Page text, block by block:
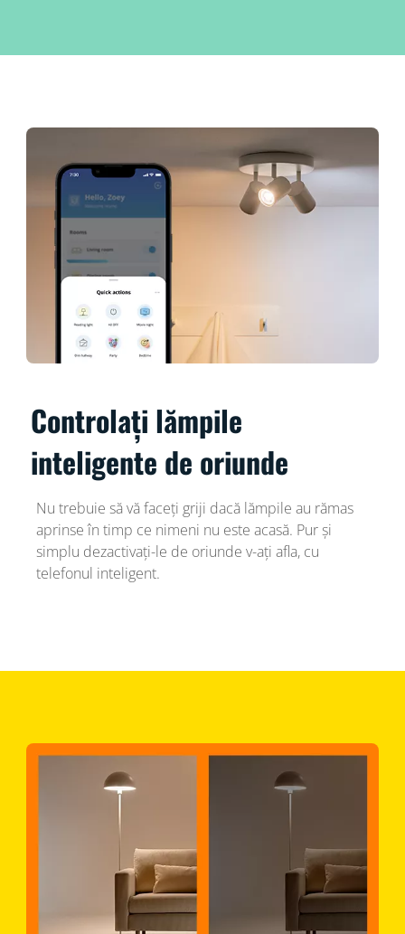
Controlați lămpile
inteligente de oriunde
Nu trebuie să vă faceți griji dacă lămpile au rămas
aprinse în timp ce nimeni nu este acasă. Pur și
simplu dezactivați-le de oriunde v-ați afla, cu
telefonul inteligent.